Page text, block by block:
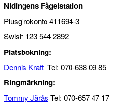
Nidingens Fågelstation
Plusgirokonto 411694-3
Swish 123 544 2892
Platsbokning:
Dennis Kraft Tel: 070-638 09 85
Ringmärkning:
Tommy Järås Tel: 070-657 47 17